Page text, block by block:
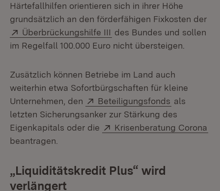
Härtefallhilfen orientieren sich in ihrer Höhe
grundsätzlich an den förderfähigen Fixkosten der
Extern:
Überbrückungshilfe III (Öffnet in neuem Fenster)
des Bundes und sollen
im Regelfall 100.000 Euro nicht übersteigen.
Zusätzlich können Betriebe im Land auch
weiterhin etwa Sofortbürgschaften für kleine
Unternehmen, den
Extern:
Beteiligungsfonds (Öffnet in
als
letzten Sicherungsanker zur Stärkung des
Eigenkapitals oder die
Extern:
Krisenberatung Corona
beantragen.
„Liquiditätskredit Plus“ wird
verlängert